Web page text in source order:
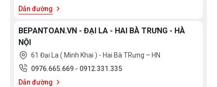
Còn chần chờ gì nữa mà không đến ngay để mang về
cho mình chiếc bếp siêu hấp dẫn này chứ?
Đây là đại lý uy tín chất lượng đã được rất nhiều
người tiêu dùng. Không chỉ bán bếp với giá tốt, các
nhân viên ở đây sẽ tư vấn và hỗ trợ bạn rất tận tình khi
Dẫn đường
BEPANTOAN.VN - ĐẠI LA - HAI BÀ TRƯNG - HÀ
NỘI
61 Đại La ( Minh Khai ) - Hai Bà TRưng – HN
0976.665.669 - 0912.331.335
Dẫn đường